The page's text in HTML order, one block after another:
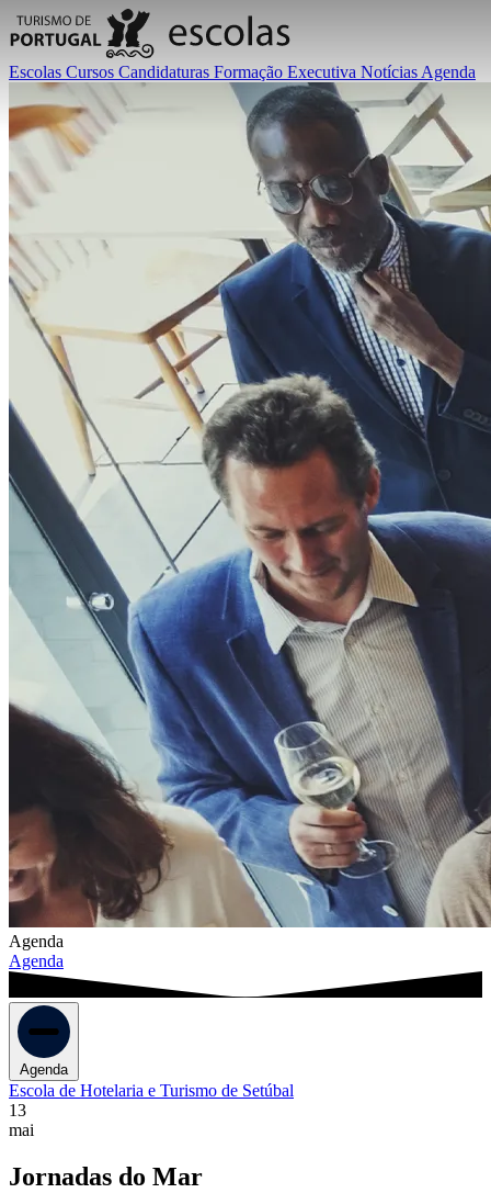
Escolas Cursos Candidaturas Formação Executiva Notícias Agenda
Agenda
Agenda
Agenda
Escola de Hotelaria e Turismo de Setúbal
13
mai
Jornadas do Mar